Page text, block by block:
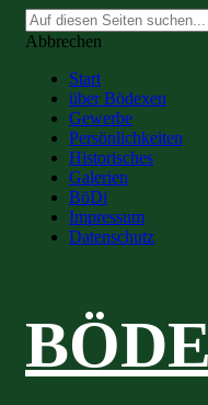
Suche
nach:
Abbrechen
Start
über Bödexen
Gewerbe
Persönlichkeiten
Historisches
Galerien
BöDi
Impressum
Datenschutz